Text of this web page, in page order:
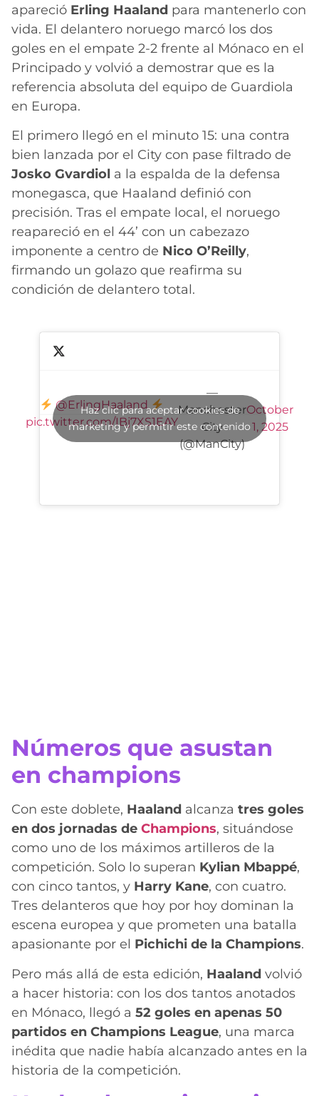
apareció Erling Haaland para mantenerlo con
vida. El delantero noruego marcó los dos
goles en el empate 2-2 frente al Mónaco en el
Principado y volvió a demostrar que es la
referencia absoluta del equipo de Guardiola
en Europa.
El primero llegó en el minuto 15: una contra
bien lanzada por el City con pase filtrado de
Josko Gvardiol a la espalda de la defensa
monegasca, que Haaland definió con
precisión. Tras el empate local, el noruego
reapareció en el 44’ con un cabezazo
imponente a centro de Nico O’Reilly,
firmando un golazo que reafirma su
condición de delantero total.
@ErlingHaaland
pic.twitter.com/IBj7XS1EAY
—
Manchester
City
(@ManCity)
October
1, 2025
Haz clic para aceptar cookies de
marketing y permitir este contenido
Números que asustan
en champions
Con este doblete, Haaland alcanza tres goles
en dos jornadas de Champions, situándose
como uno de los máximos artilleros de la
competición. Solo lo superan Kylian Mbappé,
con cinco tantos, y Harry Kane, con cuatro.
Tres delanteros que hoy por hoy dominan la
escena europea y que prometen una batalla
apasionante por el Pichichi de la Champions.
Pero más allá de esta edición, Haaland volvió
a hacer historia: con los dos tantos anotados
en Mónaco, llegó a 52 goles en apenas 50
partidos en Champions League, una marca
inédita que nadie había alcanzado antes en la
historia de la competición.